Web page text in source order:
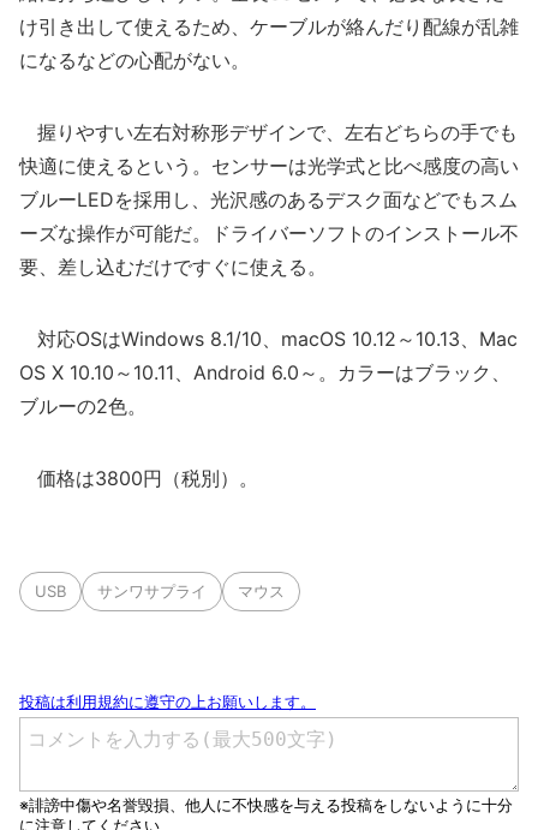
け引き出して使えるため、ケーブルが絡んだり配線が乱雑
になるなどの心配がない。
握りやすい左右対称形デザインで、左右どちらの手でも
快適に使えるという。センサーは光学式と比べ感度の高い
ブルーLEDを採用し、光沢感のあるデスク面などでもスム
ーズな操作が可能だ。ドライバーソフトのインストール不
要、差し込むだけですぐに使える。
対応OSはWindows 8.1/10、macOS 10.12～10.13、Mac
OS X 10.10～10.11、Android 6.0～。カラーはブラック、
ブルーの2色。
価格は3800円（税別）。
USB サンワサプライ マウス